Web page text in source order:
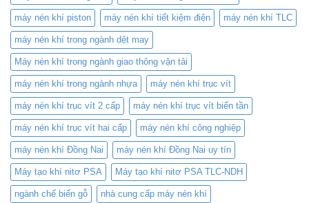
máy nén khí piston máy nén khí tiết kiệm điện máy nén khí TLC
máy nén khí trong ngành dệt may
Máy nén khí trong ngành giao thông vận tải
máy nén khí trong ngành nhựa máy nén khí trục vít
máy nén khí trục vít 2 cấp máy nén khí trục vít biến tần
máy nén khí trục vít hai cấp máy nén khí công nghiệp
máy nén khí Đồng Nai máy nén khí Đồng Nai uy tín
Máy tạo khí nitơ PSA Máy tạo khí nitơ PSA TLC-NDH
ngành chế biến gỗ nhà cung cấp máy nén khí